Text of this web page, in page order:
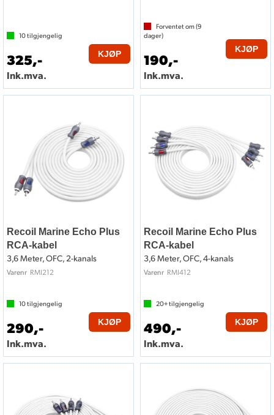
10tilgjengelig
325,-
Ink.mva.
KJØP
Forventet om (9
dager)
190,-
Ink.mva.
KJØP
Recoil Marine Echo Plus
RCA-kabel
3,6 Meter, OFC, 2-kanals
Varenr RMI212
10tilgjengelig
290,-
Ink.mva.
KJØP
Recoil Marine Echo Plus
RCA-kabel
3,6 Meter, OFC, 4-kanals
Varenr RMI412
20+tilgjengelig
490,-
Ink.mva.
KJØP